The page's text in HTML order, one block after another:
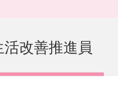
改善推進員